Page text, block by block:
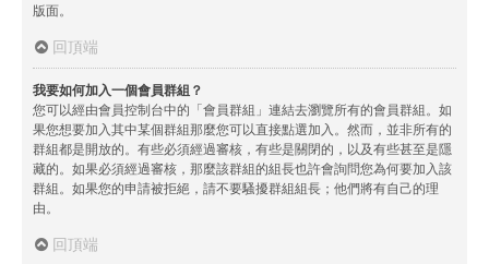
版面。
回頂端
我要如何加入一個會員群組？
您可以經由會員控制台中的「會員群組」連結去瀏覽所有的會員群組。如
果您想要加入其中某個群組那麼您可以直接點選加入。然而，並非所有的
群組都是開放的。有些必須經過審核，有些是關閉的，以及有些甚至是隱
藏的。如果必須經過審核，那麼該群組的組長也許會詢問您為何要加入該
群組。如果您的申請被拒絕，請不要騷擾群組組長；他們將有自己的理
由。
回頂端